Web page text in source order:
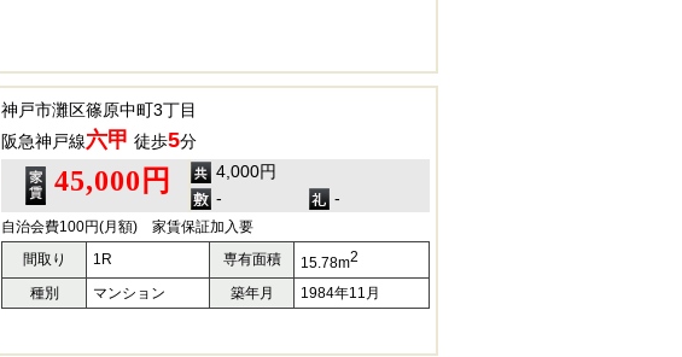
神戸市灘区篠原中町3丁目
阪急神戸線六甲 徒歩5分
45,000円
4,000円
-
-
自治会費100円(月額) 家賃保証加入要
間取り
1R 専有面積 15.78m2
種別 マンション 築年月 1984年11月